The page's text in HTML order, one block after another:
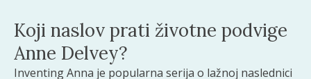
Koji naslov prati životne podvige
Anne Delvey?
Inventing Anna je popularna serija o lažnoj naslednici